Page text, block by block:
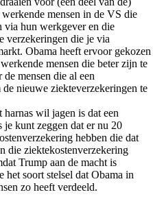
mensen in de VS die
via hun werkgever en die
verzekeringen die je via
Obama heeft ervoor gekozen
mensen die beter zijn te
mensen die al een
nieuwe ziekteverzekeringen te
wil jagen is dat een
je kunt zeggen dat er nu 20
hebben die dat
die ziektekostenverzekering
Trump aan de macht is
het soort stelsel dat Obama in
zo heeft verdeeld.